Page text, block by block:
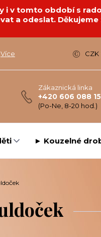
i v tomto období s
a odeslat.
Více CZK
Zákaznická linka
+420 606 088
(Po-Ne, 8-20 hod.)
► Kouzelné